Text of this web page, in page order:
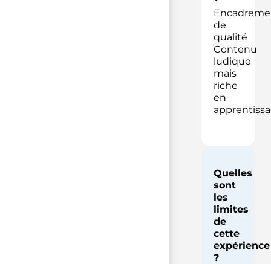
de
qualité
Contenu
ludique
mais
riche
en
Quelles
sont
les
limites
de
cette
expérience
?